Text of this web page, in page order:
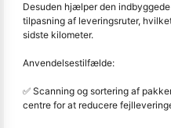
Desuden hjælper den
tilpasning af leveringsruter,
sidste kilometer.
Anvendelsestilfælde:
✅ Scanning og sortering af
centre for at reducere